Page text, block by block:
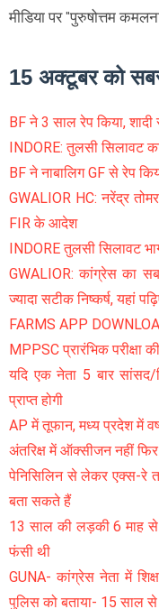
मीडिया पर "पुरुषोत्तम
15 अक्टूबर को
BF ने 3 साल रेप किया,
INDORE: तुलसी सिलावट
BF ने नाबालिग GF से रेप
GWALIOR HC: नरेंद्र
FIR के आदेश
INDORE तुलसी सिलावट
GWALIOR: कांग्रेस का
ज्यादा सटीक निष्कर्ष, यहां
FARMS APP
MPPSC प्रारंभिक परीक्षा
यदि एक नेता 5 बार
प्राप्त होगी
AP में तूफान, मध्य प्रदेश में
अंतरिक्ष में ऑक्सीजन नहीं
पेनिसिलिन से लेकर एक्स-रे
बता सकते हैं
13 साल की लड़की 6 माह
फंसी थी
GUNA- कांग्रेस नेता में
पुलिस को बताया- 15 साल से